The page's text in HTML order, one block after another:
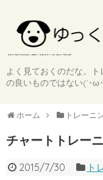
よく見ておくのだな。
の良いものではない(`･ω
ホーム トレーニ
チャートトレー
2015/7/30 ト